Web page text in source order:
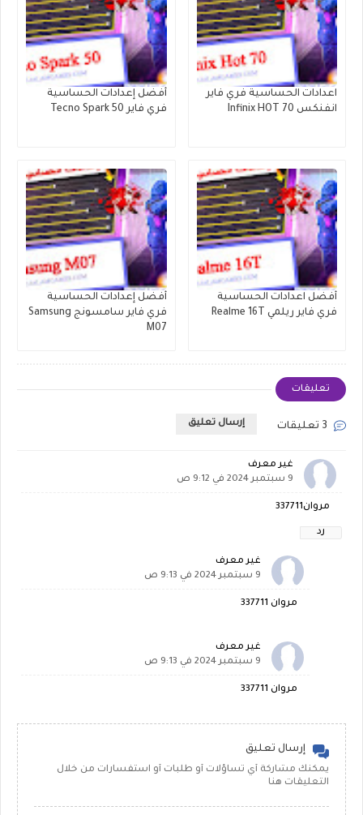
اعدادات الحساسية فري فاير
انفنكس Infinix HOT 70
أفضل إعدادات الحساسية
فري فاير Tecno Spark 50
أفضل اعدادات الحساسية
فري فاير ريلمي Realme 16T
أفضل إعدادات الحساسية
فري فاير سامسونج Samsung
M07
تعليقات
إرسال تعليق
غير معرف
9 سبتمبر 2024 في 9:12 ص
مروان337711
رد
غير معرف
9 سبتمبر 2024 في 9:13 ص
مروان 337711
غير معرف
9 سبتمبر 2024 في 9:13 ص
مروان 337711
إرسال تعليق
يمكنك مشاركة أي تساؤلات أو طلبات أو استفسارات من خلال
التعليقات هنا